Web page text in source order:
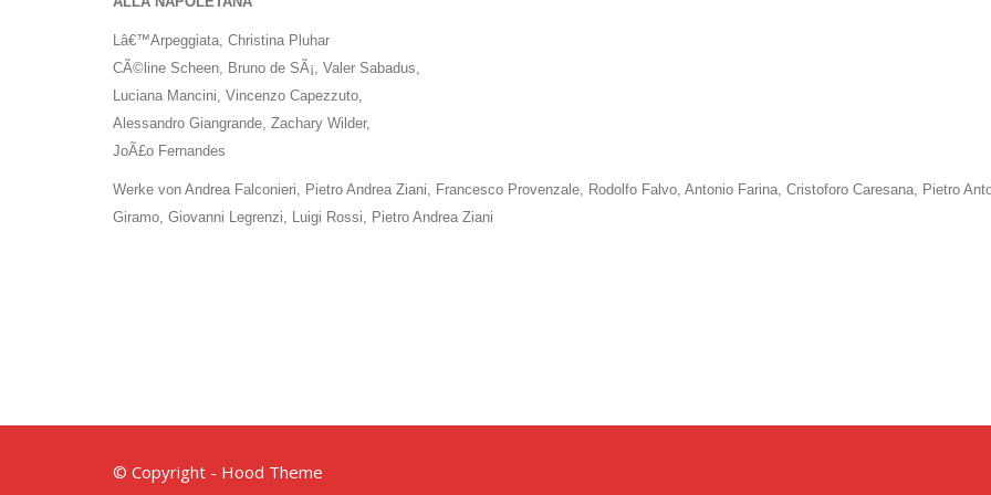
Lâ€™Arpeggiata, Christina Pluhar
CÃ©line Scheen, Bruno de SÃ¡, Valer Sabadus,
Luciana Mancini, Vincenzo Capezzuto,
Alessandro Giangrande, Zachary Wilder,
JoÃ£o Fernandes
Werke von Andrea Falconieri, Pietro Andrea Ziani, Francesco Provenzale, Rodolfo Falvo, Antonio Farina, Cristoforo Caresana, Pietro
Giramo, Giovanni Legrenzi, Luigi Rossi, Pietro Andrea Ziani
© Copyright - Hood Theme